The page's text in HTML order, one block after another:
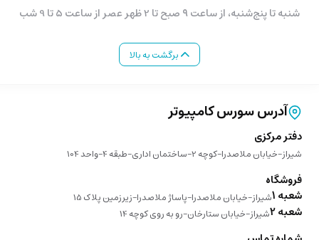
شنبه تا پنج‌شنبه، از ساعت ۹ صبح تا 2 ظهر عصر از ساعت 5 تا 9 شب
برگشت به بالا
آدرس سورس کامپیوتر
دفتر مرکزی
شیراز-خیابان ملاصدرا-کوچه 2-ساختمان اداری-طبقه 4-واحد 104
فروشگاه
شعبه 1 شیراز-خیابان ملاصدرا-پاساژ ملاصدرا-زیرزمین پلاک 15
شعبه 2 شیراز-خیابان ستارخان-رو به روی کوچه 14